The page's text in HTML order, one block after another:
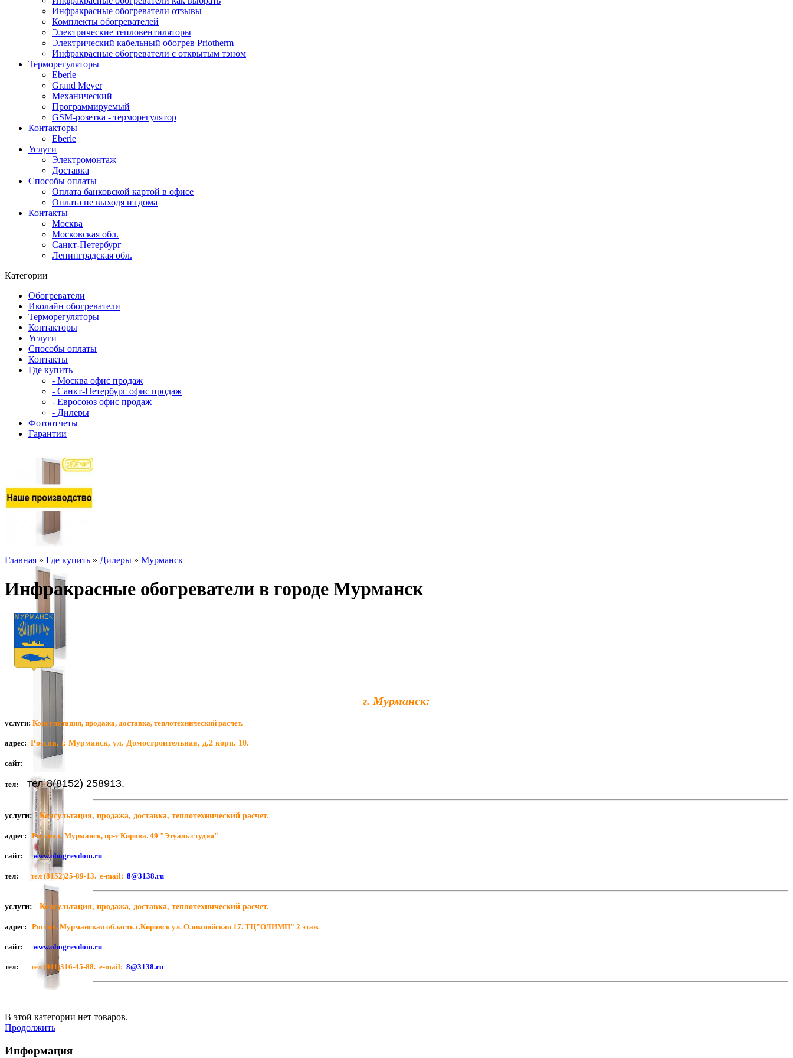
Инфракрасные обогреватели отзывы
Комплекты обогревателей
Электрические тепловентиляторы
Электрический кабельный обогрев Priotherm
Инфракрасные обогреватели с открытым тэном
Терморегуляторы
Eberle
Grand Meyer
Механический
Программируемый
GSM-розетка - терморегулятор
Контакторы
Eberle
Услуги
Электромонтаж
Доставка
Способы оплаты
Оплата банковской картой в офисе
Оплата не выходя из дома
Контакты
Москва
Московская обл.
Санкт-Петербург
Ленинградская обл.
Категории
Обогреватели
Иколайн обогреватели
Терморегуляторы
Контакторы
Услуги
Способы оплаты
Контакты
Где купить
- Москва офис продаж
- Санкт-Петербург офис продаж
- Евросоюз офис продаж
- Дилеры
Фотоотчеты
Гарантии
Главная » Где купить » Дилеры » Мурманск
Инфракрасные обогреватели в городе Мурманск
г. Мурманск:
услуги: Консультация, продажа, доставка, теплотехнический расчет.
адрес: Россия, г. Мурманск, ул. Домостроительная, д.2 корп. 10.
сайт:
тел: тел 8(8152) 258913.
услуги: Консультация, продажа, доставка, теплотехнический расчет.
адрес: Россия г. Мурманск, пр-т Кирова. 49 "Этуаль студия"
сайт: www.obogrevdom.ru
тел: тел (8152)25-89-13. e-mail: 8@3138.ru
услуги: Консультация, продажа, доставка, теплотехнический расчет.
адрес: Россия, Мурманская область г.Кировск ул. Олимпийская 17. ТЦ"ОЛИМП" 2 этаж
сайт: www.obogrevdom.ru
тел: тел (911)316-45-88. e-mail: 8@3138.ru
В этой категории нет товаров.
Продолжить
Информация